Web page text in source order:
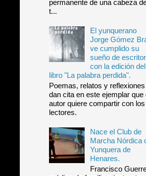
permanente de una cabeza
t...
El yunquerano
Jorge Gómez
ve cumplido su
sueño de escritor
con la edición del
libro "La palabra perdida".
Poemas, relatos y
dan cita en este ejemplar que
autor quiere compartir con los
lectores.
Nace el Club de
Marcha Nórdica
Yunquera de
Henares.
Francisco